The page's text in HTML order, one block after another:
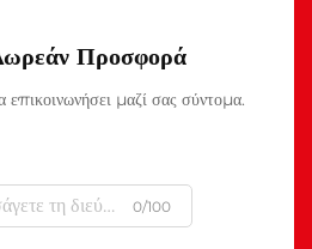
Προσφορά
μαζί σας σύντομα.
0/100